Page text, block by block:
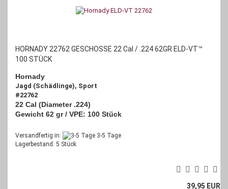
HORNADY 22762 GESCHOSSE 22 Cal / .224 62GR ELD‑VT™
100 STÜCK
Hornady
Jagd (Schädlinge), Sport
#22762
22 Cal (Diameter .224)
Gewicht 62 gr / VPE: 100 Stück
Versandfertig in:
3-5 Tage
Lagerbestand: 5 Stück
39,95 EUR